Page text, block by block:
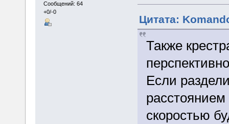
Сообщений: 64
+0/-0
Цитата:
Также
Если
скоростью